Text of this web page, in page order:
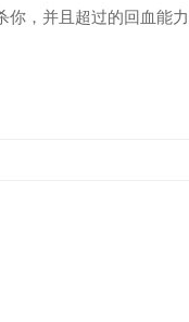
，并且超过的回血能